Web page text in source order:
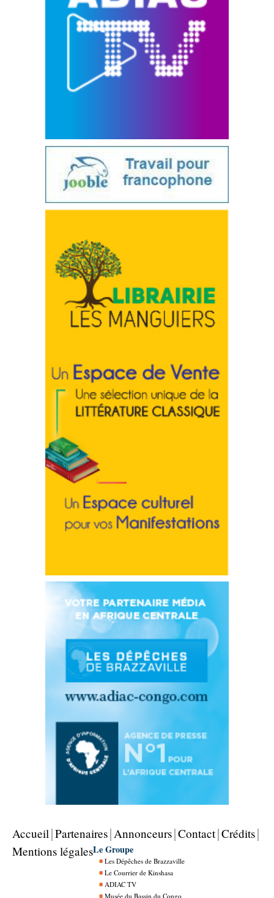
Accueil Partenaires Annonceurs Contact Crédits
Mentions légalesLe Groupe
Les Dépêches de Brazzaville
Le Courrier de Kinshasa
ADIAC TV
Musée du Bassin du Congo